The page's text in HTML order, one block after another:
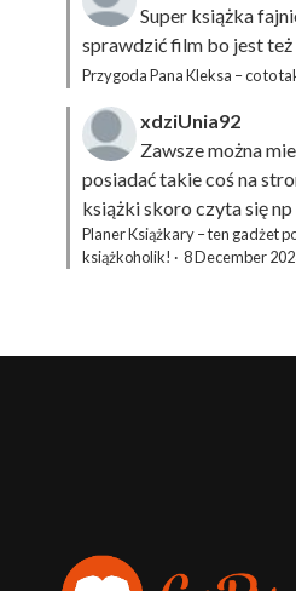
Super książka
sprawdzić film bo jest też
Przygoda Pana Kleksa – co to
xdziUnia92
Zawsze można
posiadać takie coś na
książki skoro czyta się
Planer Książkary – ten gadżet
książkoholik! · 8 December